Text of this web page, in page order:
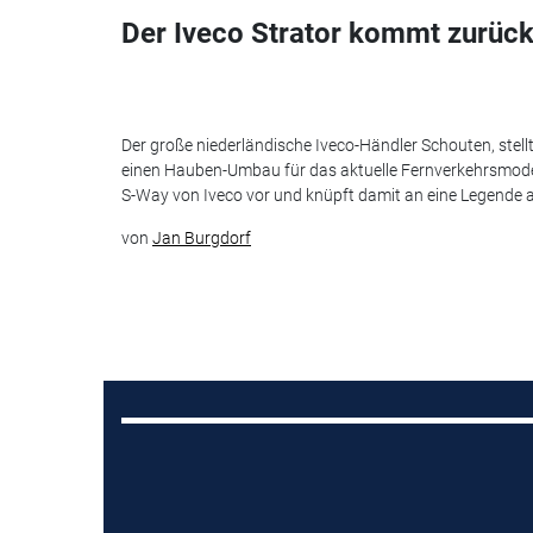
Der Iveco Strator kommt
Der große niederländische Iveco-Händler Schouten, stellt
einen Hauben-Umbau für das aktuelle
S-Way von Iveco vor und knüpft damit an eine Legende
von Jan Burgdorf